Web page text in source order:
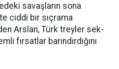
savaşların sona
ciddi bir sıçrama
Arslan, Türk treyler sek­
fır­satlar barındırdığını